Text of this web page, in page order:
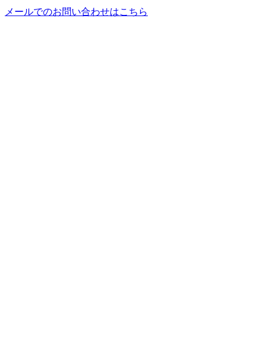
メールでのお問い合わせはこちら